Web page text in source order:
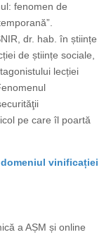
fenomen de
dr. hab. în științe
de științe sociale,
lecției
pe care îl poartă
vinificației
a AȘM și online